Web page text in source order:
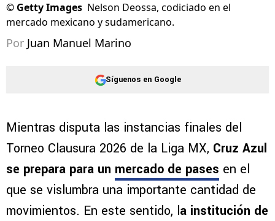
© Getty Images Nelson Deossa, codiciado en el
mercado mexicano y sudamericano.
Por Juan Manuel Marino
Síguenos en Google
Mientras disputa las instancias finales del
Torneo Clausura 2026 de la Liga MX, Cruz Azul
se prepara para un mercado de pases en el
que se vislumbra una importante cantidad de
movimientos. En este sentido, la institución de